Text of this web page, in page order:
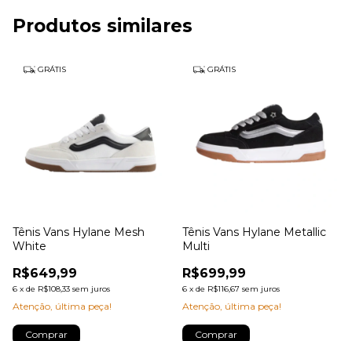
Produtos similares
GRÁTIS
Tênis Vans Hylane Mesh
White
R$649,99
6 x de R$108,33 sem juros
Atenção, última peça!
Comprar
GRÁTIS
Tênis Vans Hylane Metallic
Multi
R$699,99
6 x de R$116,67 sem juros
Atenção, última peça!
Comprar